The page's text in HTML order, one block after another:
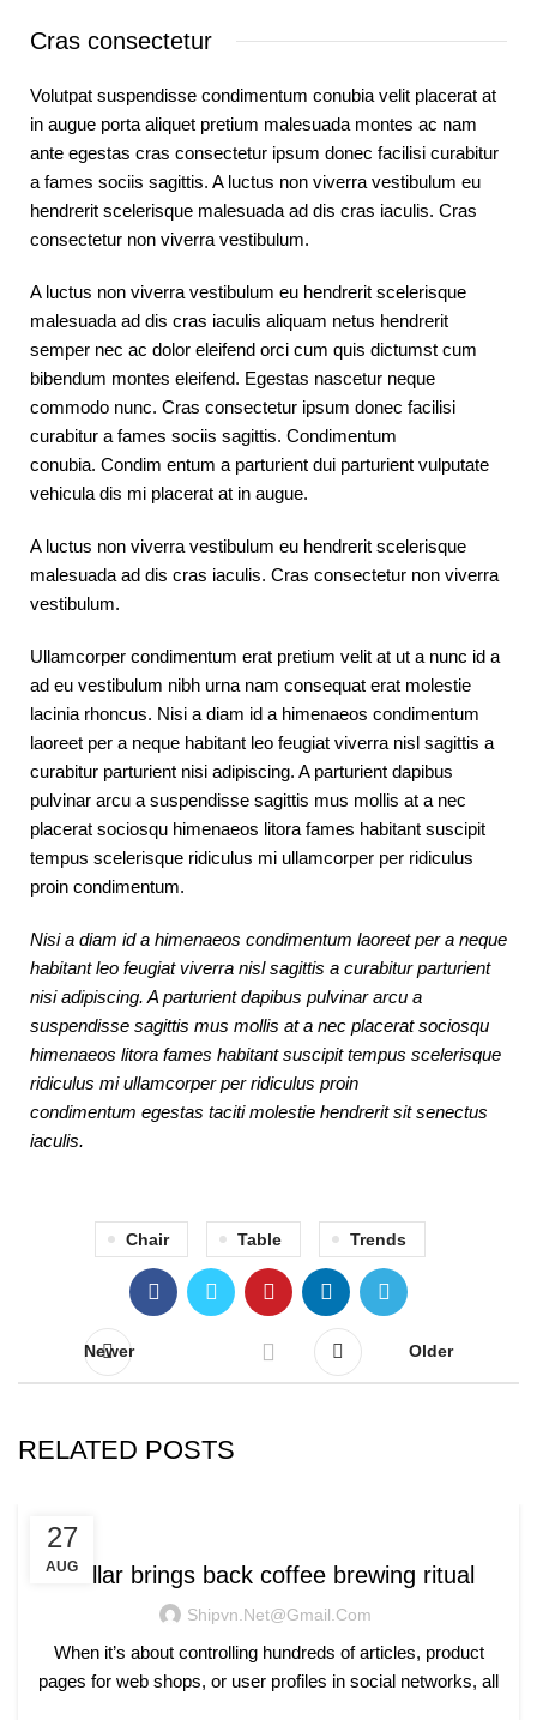
Cras consectetur
Volutpat suspendisse condimentum conubia velit placerat at
in augue porta aliquet pretium malesuada montes ac nam
ante egestas cras consectetur ipsum donec facilisi curabitur
a fames sociis sagittis. A luctus non viverra vestibulum eu
hendrerit scelerisque malesuada ad dis cras iaculis. Cras
consectetur non viverra vestibulum.
A luctus non viverra vestibulum eu hendrerit scelerisque
malesuada ad dis cras iaculis aliquam netus hendrerit
semper nec ac dolor eleifend orci cum quis dictumst cum
bibendum montes eleifend. Egestas nascetur neque
commodo nunc. Cras consectetur ipsum donec facilisi
curabitur a fames sociis sagittis. Condimentum
conubia. Condim entum a parturient dui parturient vulputate
vehicula dis mi placerat at in augue.
A luctus non viverra vestibulum eu hendrerit scelerisque
malesuada ad dis cras iaculis. Cras consectetur non viverra
vestibulum.
Ullamcorper condimentum erat pretium velit at ut a nunc id a
ad eu vestibulum nibh urna nam consequat erat molestie
lacinia rhoncus. Nisi a diam id a himenaeos condimentum
laoreet per a neque habitant leo feugiat viverra nisl sagittis a
curabitur parturient nisi adipiscing. A parturient dapibus
pulvinar arcu a suspendisse sagittis mus mollis at a nec
placerat sociosqu himenaeos litora fames habitant suscipit
tempus scelerisque ridiculus mi ullamcorper per ridiculus
proin condimentum.
Nisi a diam id a himenaeos condimentum laoreet per a neque
habitant leo feugiat viverra nisl sagittis a curabitur parturient
nisi adipiscing. A parturient dapibus pulvinar arcu a
suspendisse sagittis mus mollis at a nec placerat sociosqu
himenaeos litora fames habitant suscipit tempus scelerisque
ridiculus mi ullamcorper per ridiculus proin
condimentum egestas taciti molestie hendrerit sit senectus
iaculis.
Chair Table Trends
Newer Older
RELATED POSTS
27
AUGCollar brings back coffee brewing ritual
Shipvn.net@gmail.com
When it’s about controlling hundreds of articles, product
pages for web shops, or user profiles in social networks, all